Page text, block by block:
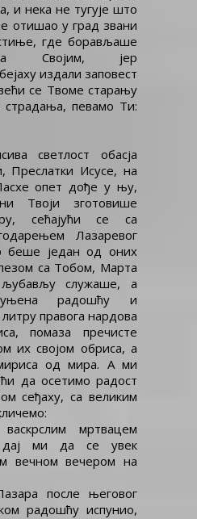
и нека не тугује што
отишао у град звани
где борављаше
Својим, јер
издали заповест
се Твоме старању
певамо Ти:
светлост обасја
Преслатки Исусе, на
опет дође у њу,
Твоји зготовише
сећајући се са
Лазаревог
беше један од оних
са Тобом, Марта
служаше, а
радошћу и
правога нардова
помаза пречисте
их својом обриса, а
од мира. А ми
да осетимо радост
сеђаху, са великим
мртвацем
ми да се увек
вечном вечером на
после његовог
радошћу испунио,